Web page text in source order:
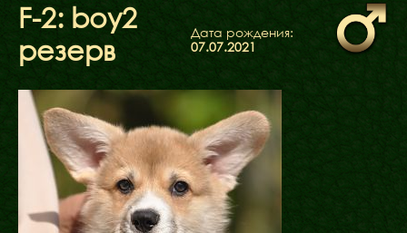
F-2: boy2
резерв
Дата рождения:
07.07.2021
ФАКТИ
БЛОГ
ГАЛЕРЕЇ